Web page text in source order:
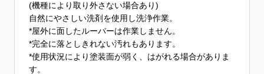
(機種により取り外さない場合あり)
自然にやさしい洗剤を使用し洗浄作業。
*屋外に面したルーバーは作業しません。
*完全に落としきれない汚れもあります。
*使用状況により塗装面が弱く、はがれる場合がありま
す。